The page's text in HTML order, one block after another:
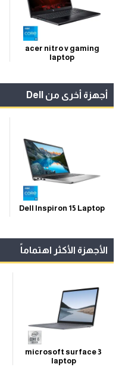
acer nitro v gaming
laptop
أجهزة أخرى من Dell
Dell Inspiron 15 Laptop
الأجهزة الأكثر اهتماماً
microsoft surface 3
laptop